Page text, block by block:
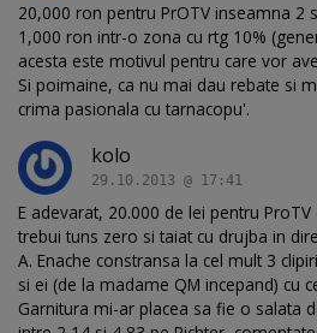
20,000 ron pentru PrOTV inseamna 2
1,000 ron intr-o zona cu rtg 10%
acesta este motivul pentru care vor
Si poimaine, ca nu mai dau rebate si
crima pasionala cu tarnacopu'.
kolo
29.10.2013 @ 17:41
E adevarat, 20.000 de lei pentru
trebui tuns zero si taiat cu drujba in
A. Enache constransa la cel mult 3
si ei (de la madame QM incepand) cu
Garnitura mi-ar placea sa fie o salata